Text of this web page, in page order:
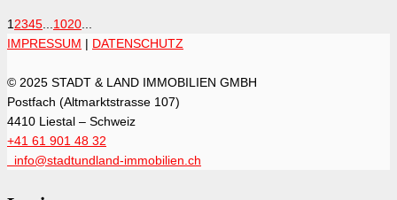
1 2345 1020
IMPRESSUM | DATENSCHUTZ
© 2025 STADT & LAND IMMOBILIEN GMBH
Postfach (Altmarktstrasse 107)
4410 Liestal – Schweiz
+41 61 901 48 32
info@stadtundland-immobilien.ch